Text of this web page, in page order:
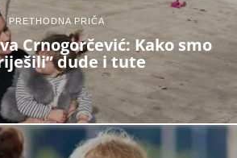
PRETHODNA PRIČA
Crnogorčević: Kako smo
dude i tute